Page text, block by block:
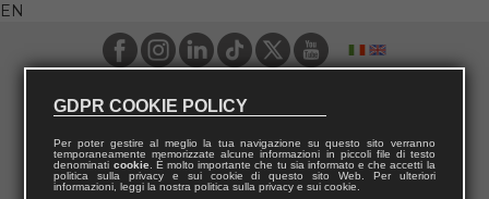
EN
GDPR COOKIE POLICY
Per poter gestire al meglio la tua navigazione su questo sito verranno
temporaneamente memorizzate alcune informazioni in piccoli file di testo
denominati cookie. È molto importante che tu sia informato e che accetti la
politica sulla privacy e sui cookie di questo sito Web. Per ulteriori
informazioni, leggi la nostra politica sulla privacy e sui cookie.